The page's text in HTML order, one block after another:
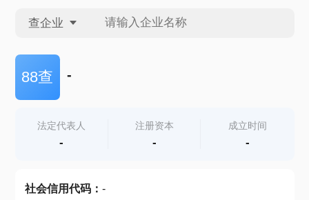
查企业
查企业
查产地
88查 -
法定代表人
-
注册资本
-
成立时间
-
社会信用代码： -